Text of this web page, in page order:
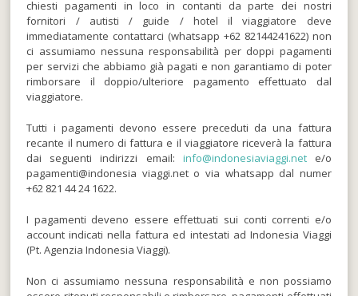
chiesti pagamenti in loco in contanti da parte dei nostri
fornitori / autisti / guide / hotel il viaggiatore deve
immediatamente contattarci (whatsapp +62 82144241622) non
ci assumiamo nessuna responsabilità per doppi pagamenti
per servizi che abbiamo già pagati e non garantiamo di poter
rimborsare il doppio/ulteriore pagamento effettuato dal
viaggiatore.
Tutti i pagamenti devono essere preceduti da una fattura
recante il numero di fattura e il viaggiatore riceverà la fattura
dai seguenti indirizzi email: info@indonesiaviaggi.nete/o
pagamenti@indonesia viaggi.net o via whatsapp dal numer
+62 821 44 24 1622.
I pagamenti deveno essere effettuati sui conti correnti e/o
account indicati nella fattura ed intestati ad Indonesia Viaggi
(Pt. Agenzia Indonesia Viaggi).
Non ci assumiamo nessuna responsabilità e non possiamo